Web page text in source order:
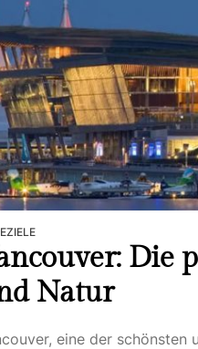
Die
Natur
eine der schönsten